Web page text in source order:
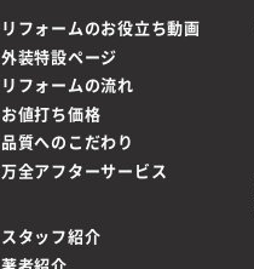
リフォームのお役立ち動画
外装特設ページ
リフォームの流れ
お値打ち価格
品質へのこだわり
万全アフターサービス
スタッフ紹介